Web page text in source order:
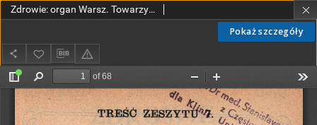
Pokaż szczegóły
Zdrowie: organ Warsz. Towarzystwa Hygienicznego, poświęcony hygienie publicznej i prywatnej 1910, R. XXVI, z. 7